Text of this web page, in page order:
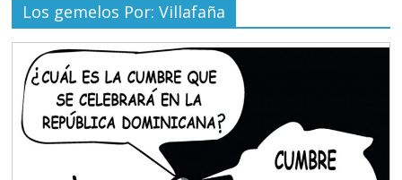
Los gemelos Por: Villafaña